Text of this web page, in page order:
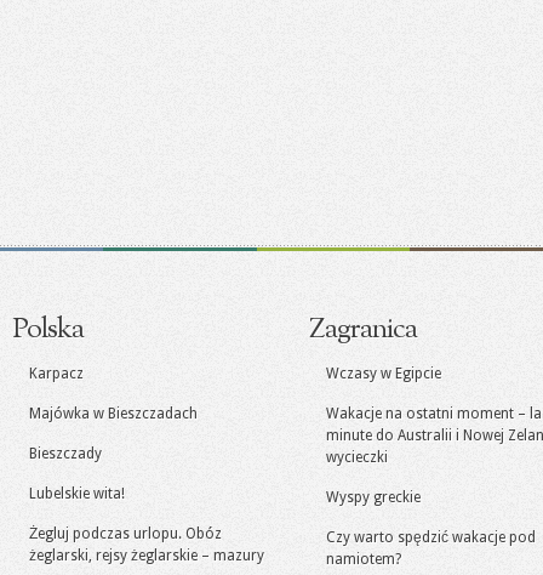
Polska
Karpacz
Majówka w Bieszczadach
Bieszczady
Lubelskie wita!
Żegluj podczas urlopu. Obóz
żeglarski, rejsy żeglarskie – mazury
Zagranica
Wczasy w Egipcie
Wakacje na ostatni moment –
minute do Australii i Nowej
wycieczki
Wyspy greckie
Czy warto spędzić wakacje pod
namiotem?